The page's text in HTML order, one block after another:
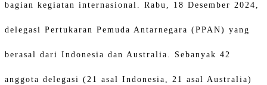
bagian kegiatan internasional. Rabu, 18 Desember 2024,
delegasi Pertukaran Pemuda Antarnegara (PPAN) yang
berasal dari Indonesia dan Australia. Sebanyak 42
anggota delegasi (21 asal Indonesia, 21 asal Australia)